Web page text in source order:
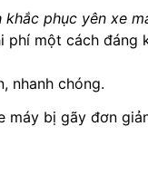
phục yên xe
phí một cách đáng
máy bị gãy đơn